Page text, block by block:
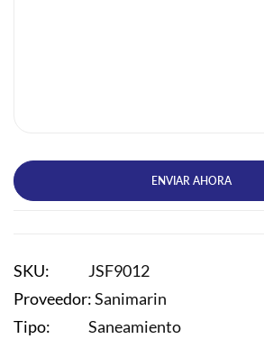
ENVIAR AHORA
SKU:
JSF9012
Proveedor:Sanimarin
Tipo:
Saneamiento